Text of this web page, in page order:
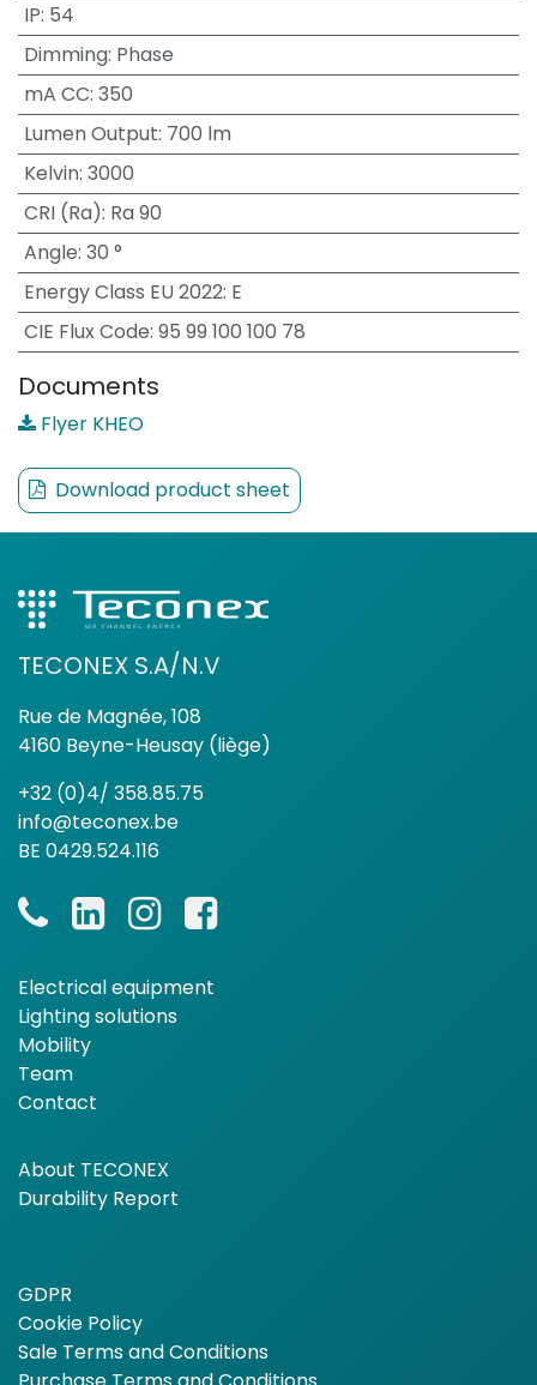
IP: 54
Dimming: Phase
mA CC: 350
Lumen Output: 700 lm
Kelvin: 3000
CRI (Ra): Ra 90
Angle: 30 °
Energy Class EU 2022: E
CIE Flux Code: 95 99 100 100 78
Documents
Flyer KHEO
Download product sheet
TECONEX S.A/N.V
Rue de Magnée, 108
4160 Beyne-Heusay (liège)
+32 (0)4/ 358.85.75
info@teconex.be
BE 0429.524.116
Electrical equipment
Lighting solutions
Mobility
Team
Contact
About TECONEX
Durability Report
GDPR
Cookie Policy
Sale Terms and Conditions